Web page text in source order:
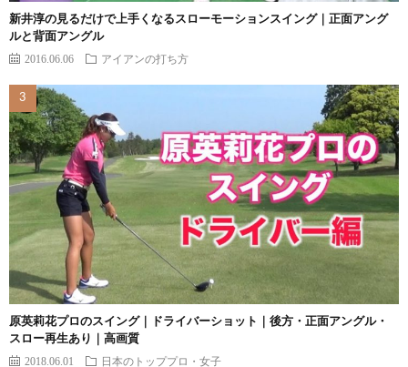
新井淳の見るだけで上手くなるスローモーションスイング｜正面アング
ルと背面アングル
2016.06.06 アイアンの打ち方
原英莉花プロのスイング｜ドライバーショット｜後方・正面アングル・
スロー再生あり｜高画質
2018.06.01 日本のトッププロ・女子